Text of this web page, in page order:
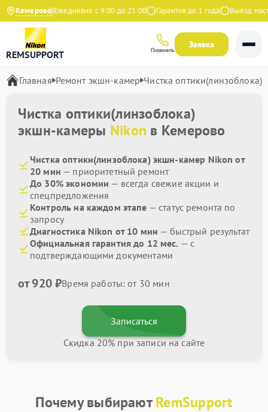
Кемерово
Яндекс Ежедневно с 9:00 до 21:00 Гарантия до 1 года Выезд
REMSUPPORT Позвонить
Заявка
Главная Ремонт экшн-камер Чистка оптики(линзоблока)
Чистка оптики(линзоблока)
экшн-камеры Nikon в Кемерово
Чистка оптики(линзоблока) экшн-камер Nikon от
20 мин — приоритетный ремонт
До 30% экономии — всегда свежие акции и
спецпредложения
Контроль на каждом этапе — статус ремонта по
запросу
Диагностика Nikon от 10 мин — быстрый результат
Официальная гарантия до 12 мес. — с
подтверждающими документами
от 920 ₽Время работы: от 30 мин
Записаться
Скидка 20% при записи на сайте
Почему выбираютRemSupport